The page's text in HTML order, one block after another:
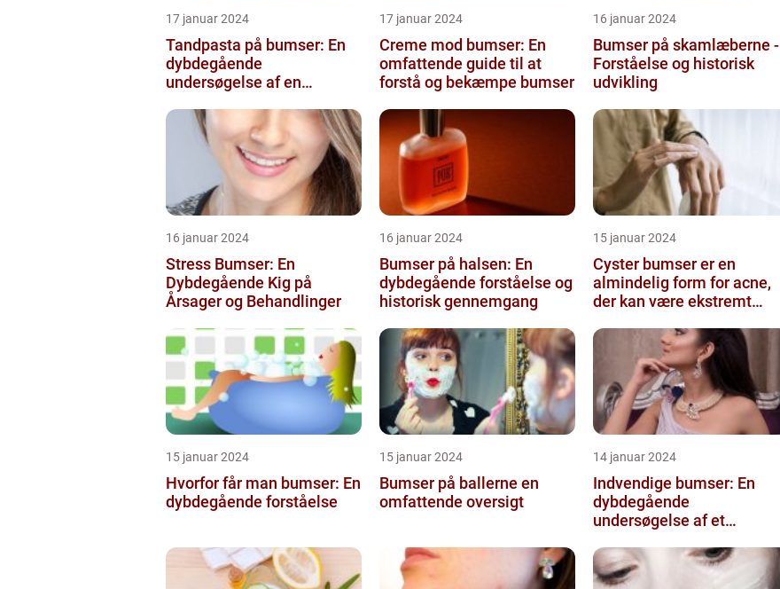
17 januar 2024
Tandpasta på bumser: En
dybdegående
undersøgelse af en
skønhedsanbefaling
17 januar 2024
Creme mod bumser: En
omfattende guide til at
forstå og bekæmpe bumser
16 januar 2024
Bumser på skamlæberne -
Forståelse og historisk
udvikling
16 januar 2024
Stress Bumser: En
Dybdegående Kig på
Årsager og Behandlinger
16 januar 2024
Bumser på halsen: En
dybdegående forståelse og
historisk gennemgang
15 januar 2024
Cyster bumser er en
almindelig form for acne,
der kan være ekstremt
for d...
15 januar 2024
Hvorfor får man bumser: En
dybdegående forståelse
15 januar 2024
Bumser på ballerne en
omfattende oversigt
14 januar 2024
Indvendige bumser: En
dybdegående
undersøgelse af et